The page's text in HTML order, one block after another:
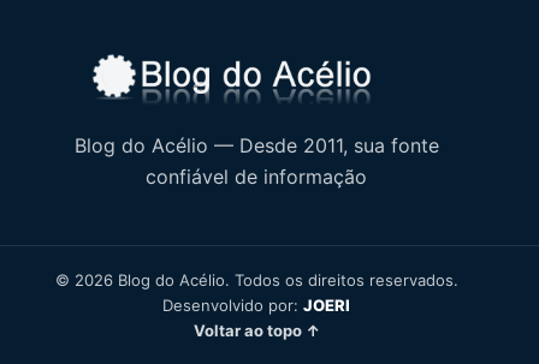
Blog do Acélio — Desde 2011, sua fonte
confiável de informação
© 2026 Blog do Acélio. Todos os direitos reservados.
Desenvolvido por: JOERI
Voltar ao topo ↑